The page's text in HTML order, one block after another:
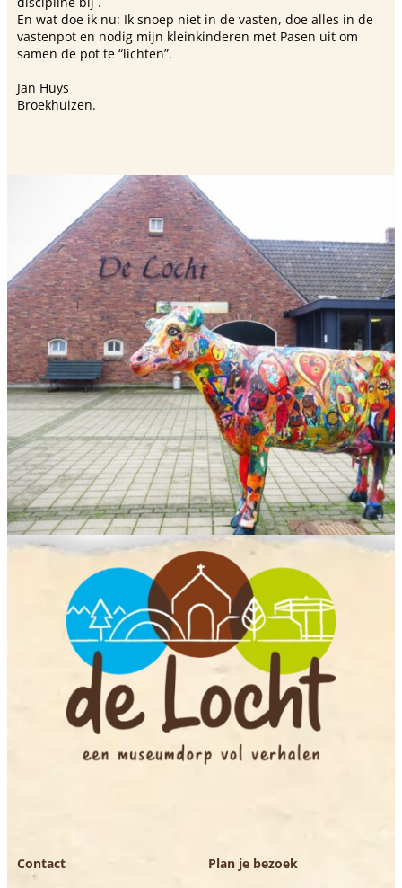
En wat doe ik nu: Ik snoep niet in de vasten, doe alles in de
vastenpot en nodig mijn kleinkinderen met Pasen uit om
samen de pot te “lichten”.
Jan Huys
Broekhuizen.
Contact Plan je bezoek